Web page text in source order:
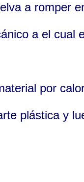
a romper
a el cual
por
plástica y